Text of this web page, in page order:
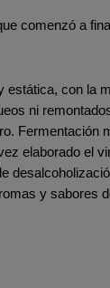
comenzó a
estática, con la
ni
Fermentación
elaborado el
y sabores